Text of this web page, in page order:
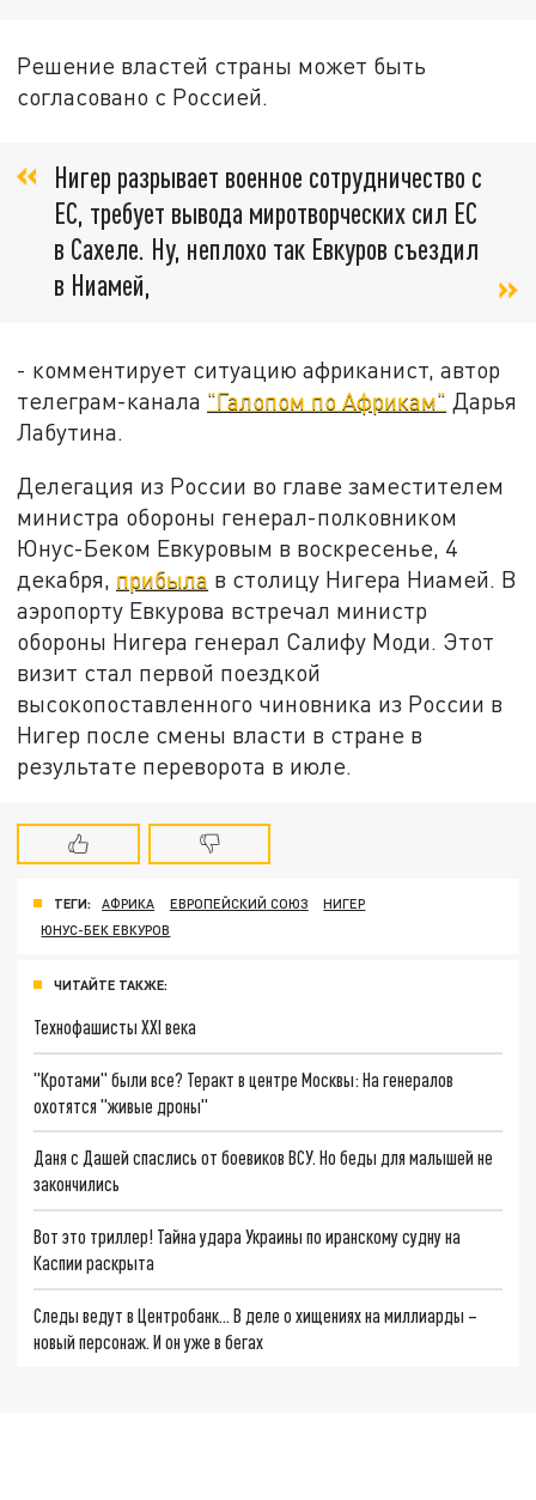
Решение властей страны может быть
согласовано с Россией.
Нигер разрывает военное сотрудничество с
ЕС, требует вывода миротворческих сил ЕС
в Сахеле. Ну, неплохо так Евкуров съездил
в Ниамей,
- комментирует ситуацию африканист, автор
телеграм-канала "Галопом по Африкам" Дарья
Лабутина.
Делегация из России во главе заместителем
министра обороны генерал-полковником
Юнус-Беком Евкуровым в воскресенье, 4
декабря, прибыла в столицу Нигера Ниамей. В
аэропорту Евкурова встречал министр
обороны Нигера генерал Салифу Моди. Этот
визит стал первой поездкой
высокопоставленного чиновника из России в
Нигер после смены власти в стране в
результате переворота в июле.
ТЕГИ: АФРИКА ЕВРОПЕЙСКИЙ СОЮЗ
НИГЕР
ЮНУС-БЕК ЕВКУРОВ
ЧИТАЙТЕ ТАКЖЕ:
Технофашисты XXI века
"Кротами" были все? Теракт в центре Москвы: На генералов
охотятся "живые дроны"
Даня с Дашей спаслись от боевиков ВСУ. Но беды для малышей не
закончились
Вот это триллер! Тайна удара Украины по иранскому судну на
Каспии раскрыта
Следы ведут в Центробанк… В деле о хищениях на миллиарды –
новый персонаж. И он уже в бегах